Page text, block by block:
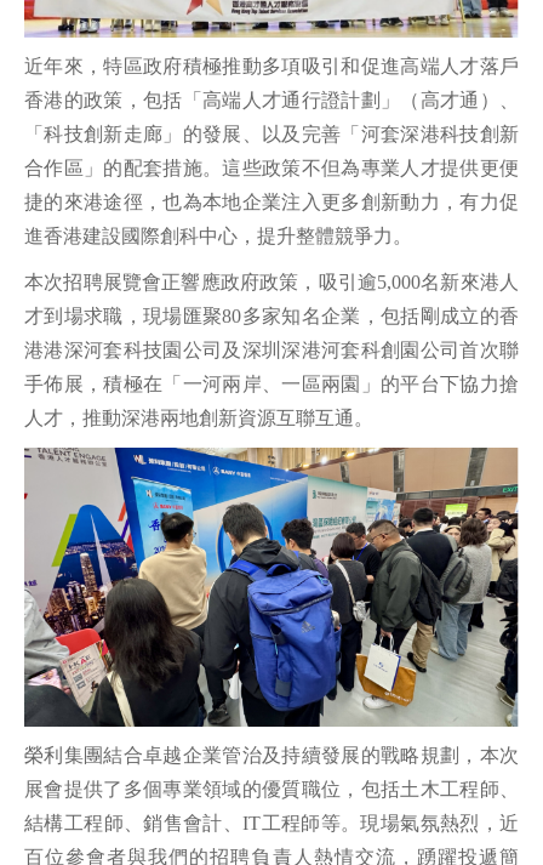
近年來，特區政府積極推動多項吸引和促進高端人才落戶
香港的政策，包括「高端人才通行證計劃」（高才通）、
「科技創新走廊」的發展、以及完善「河套深港科技創新
合作區」的配套措施。這些政策不但為專業人才提供更便
捷的來港途徑，也為本地企業注入更多創新動力，有力促
進香港建設國際創科中心，提升整體競爭力。
本次招聘展覽會正響應政府政策，吸引逾5,000名新來港人
才到場求職，現場匯聚80多家知名企業，包括剛成立的香
港港深河套科技園公司及深圳深港河套科創園公司首次聯
手佈展，積極在「一河兩岸、一區兩園」的平台下協力搶
人才，推動深港兩地創新資源互聯互通。
榮利集團結合卓越企業管治及持續發展的戰略規劃，本次
展會提供了多個專業領域的優質職位，包括土木工程師、
結構工程師、銷售會計、IT工程師等。現場氣氛熱烈，近
百位參會者與我們的招聘負責人熱情交流，踴躍投遞簡